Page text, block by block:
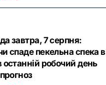
завтра, 7 серпня:
спаде пекельна спека в
останній робочий день